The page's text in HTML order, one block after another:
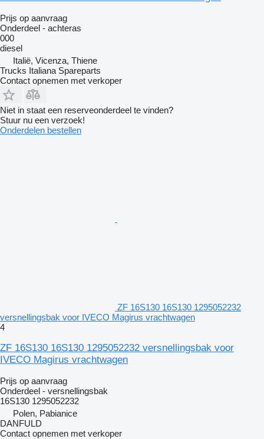
Prijs op aanvraag
Onderdeel - achteras
000
diesel
Italië, Vicenza, Thiene
Trucks Italiana Spareparts
Contact opnemen met verkoper
Niet in staat een reserveonderdeel te vinden?
Stuur nu een verzoek!
Onderdelen bestellen
ZF 16S130 16S130 1295052232
versnellingsbak voor IVECO Magirus vrachtwagen
4
ZF 16S130 16S130 1295052232 versnellingsbak voor
IVECO Magirus vrachtwagen
Prijs op aanvraag
Onderdeel - versnellingsbak
16S130 1295052232
Polen, Pabianice
DANFULD
Contact opnemen met verkoper